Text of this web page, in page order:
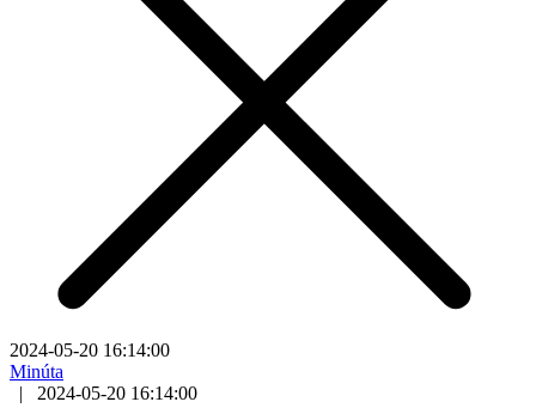
2024-05-20 16:14:00
Minúta
|
2024-05-20 16:14:00